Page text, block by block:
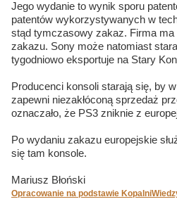
Jego wydanie to wynik sporu
patentów wykorzystywanych w
stąd tymczasowy zakaz. Firma ma
zakazu. Sony może natomiast
tygodniowo eksportuje na Stary
Producenci konsoli starają się, by
zapewni niezakłóconą sprzedaż
oznaczało, że PS3 zniknie z
Po wydaniu zakazu europejskie
się tam konsole.
Mariusz Błoński
Opracowanie na podstawie